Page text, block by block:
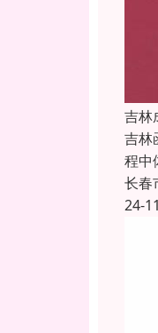
吉林
吉林
程中
长春
24-